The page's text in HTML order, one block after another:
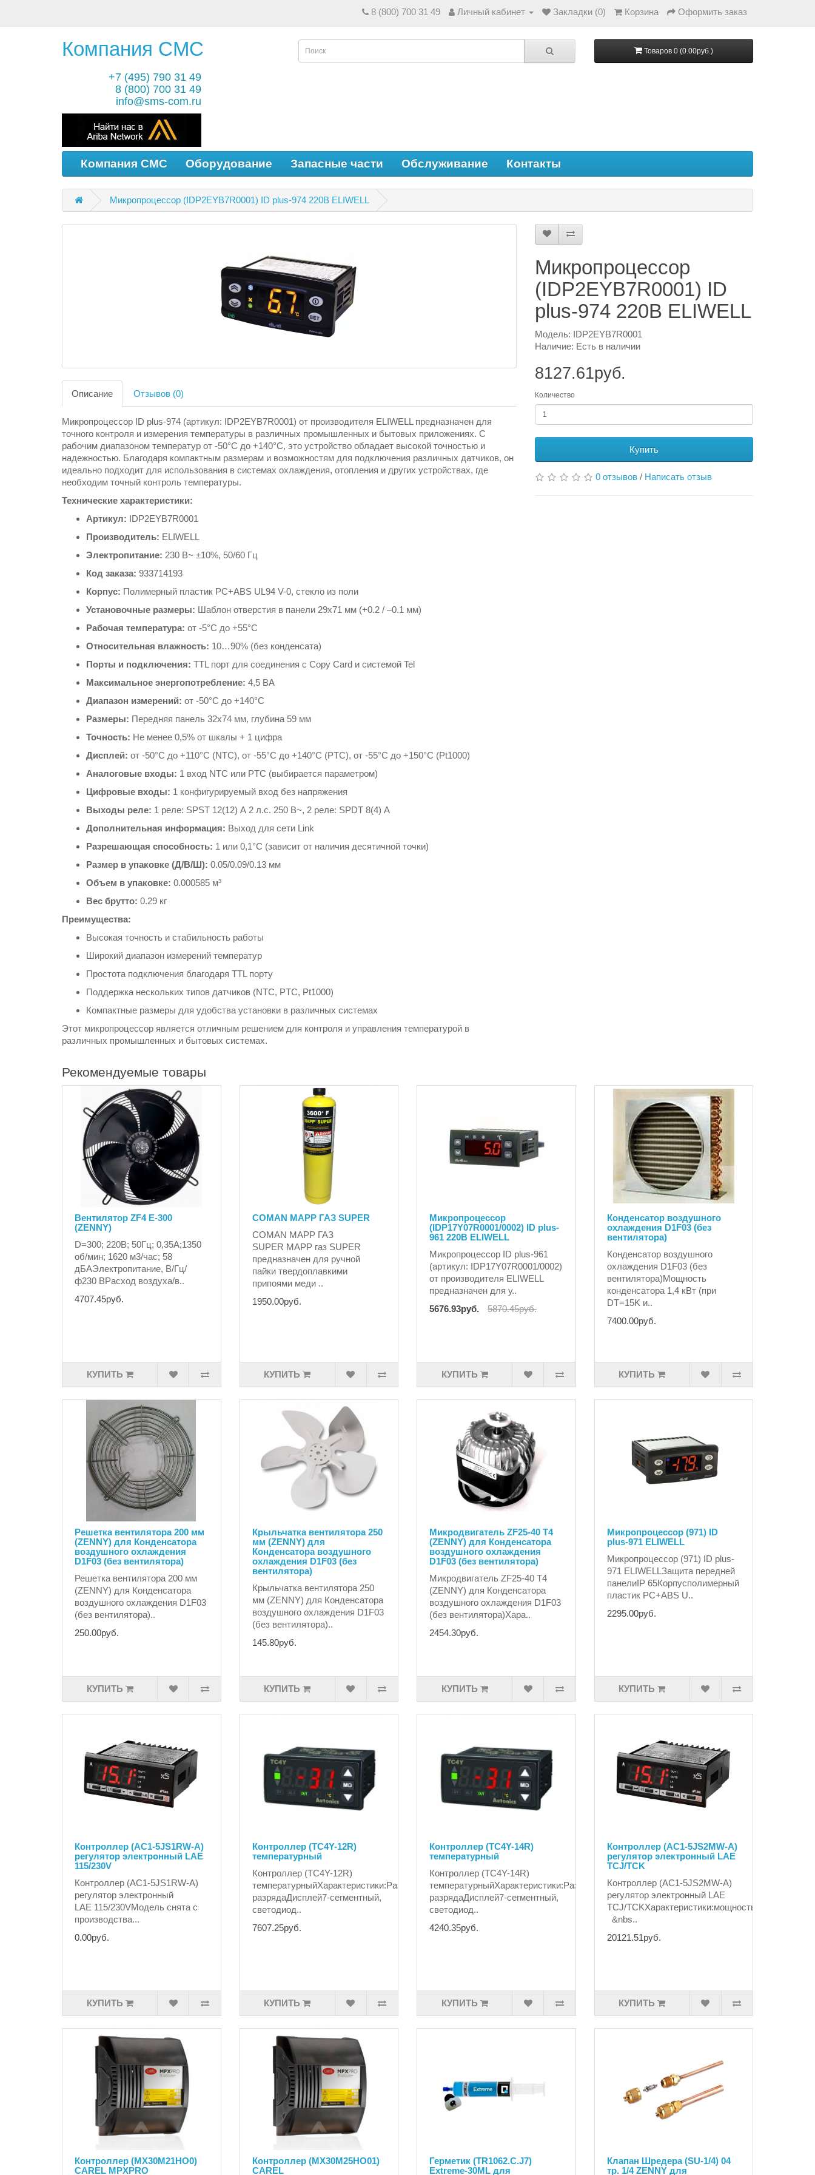
8 (800) 700 31 49 Личный кабинет Закладки (0) Корзина Оформить заказ
Компания СМС
+7 (495) 790 31 49
8 (800) 700 31 49
info@sms-com.ru
Товаров 0 (0.00руб.)
Компания СМС Оборудование Запасные части Обслуживание Контакты
Микропроцессор (IDP2EYB7R0001) ID plus-974 220В ELIWELL
Описание Отзывов (0)
Микропроцессор ID plus-974 (артикул: IDP2EYB7R0001) от производителя ELIWELL предназначен для
точного контроля и измерения температуры в различных промышленных и бытовых приложениях. С
рабочим диапазоном температур от -50°C до +140°C, это устройство обладает высокой точностью и
надежностью. Благодаря компактным размерам и возможностям для подключения различных датчиков, он
идеально подходит для использования в системах охлаждения, отопления и других устройствах, где
необходим точный контроль температуры.
Технические характеристики:
Артикул: IDP2EYB7R0001
Производитель: ELIWELL
Электропитание: 230 В~ ±10%, 50/60 Гц
Код заказа: 933714193
Корпус: Полимерный пластик PC+ABS UL94 V-0, стекло из поли
Установочные размеры: Шаблон отверстия в панели 29x71 мм (+0.2 / –0.1 мм)
Рабочая температура: от -5°C до +55°C
Относительная влажность: 10…90% (без конденсата)
Порты и подключения: TTL порт для соединения с Copy Card и системой Tel
Максимальное энергопотребление: 4,5 ВА
Диапазон измерений: от -50°C до +140°C
Размеры: Передняя панель 32x74 мм, глубина 59 мм
Точность: Не менее 0,5% от шкалы + 1 цифра
Дисплей: от -50°C до +110°C (NTC), от -55°C до +140°C (PTC), от -55°C до +150°C (Pt1000)
Аналоговые входы: 1 вход NTC или PTC (выбирается параметром)
Цифровые входы: 1 конфигурируемый вход без напряжения
Выходы реле: 1 реле: SPST 12(12) А 2 л.с. 250 В~, 2 реле: SPDT 8(4) А
Дополнительная информация: Выход для сети Link
Разрешающая способность: 1 или 0,1°C (зависит от наличия десятичной точки)
Размер в упаковке (Д/В/Ш): 0.05/0.09/0.13 мм
Объем в упаковке: 0.000585 м³
Вес брутто: 0.29 кг
Преимущества:
Высокая точность и стабильность работы
Широкий диапазон измерений температур
Простота подключения благодаря TTL порту
Поддержка нескольких типов датчиков (NTC, PTC, Pt1000)
Компактные размеры для удобства установки в различных системах
Этот микропроцессор является отличным решением для контроля и управления температурой в
различных промышленных и бытовых системах.
Микропроцессор
(IDP2EYB7R0001) ID
plus-974 220В ELIWELL
Модель: IDP2EYB7R0001
Наличие: Есть в наличии
8127.61руб.
Количество
Купить
0 отзывов / Написать отзыв
Рекомендуемые товары
Вентилятор ZF4 E-300
(ZENNY)
D=300; 220В; 50Гц; 0,35А;1350
об/мин; 1620 м3/час; 58
дБАЭлектропитание, В/Гц/
ф230 ВРасход воздуха/в..
4707.45руб.
КУПИТЬ
COMAN MAPP ГАЗ SUPER
COMAN MAPP ГАЗ
SUPER MAPP газ SUPER
предназначен для ручной
пайки твердоплавкими
припоями меди ..
1950.00руб.
КУПИТЬ
Микропроцессор
(IDP17Y07R0001/0002) ID plus-
961 220В ELIWELL
Микропроцессор ID plus-961
(артикул: IDP17Y07R0001/0002)
от производителя ELIWELL
предназначен для у..
5676.93руб.
5870.45руб.
КУПИТЬ
Конденсатор воздушного
охлаждения D1F03 (без
вентилятора)
Конденсатор воздушного
охлаждения D1F03 (без
вентилятора)Мощность
конденсатора 1,4 кВт (при
DT=15K и..
7400.00руб.
КУПИТЬ
Решетка вентилятора 200 мм
(ZENNY) для Конденсатора
воздушного охлаждения
D1F03 (без вентилятора)
Решетка вентилятора 200 мм
(ZENNY) для Конденсатора
воздушного охлаждения D1F03
(без вентилятора)..
250.00руб.
КУПИТЬ
Крыльчатка вентилятора 250
мм (ZENNY) для
Конденсатора воздушного
охлаждения D1F03 (без
вентилятора)
Крыльчатка вентилятора 250
мм (ZENNY) для Конденсатора
воздушного охлаждения D1F03
(без вентилятора)..
145.80руб.
КУПИТЬ
Микродвигатель ZF25-40 T4
(ZENNY) для Конденсатора
воздушного охлаждения
D1F03 (без вентилятора)
Микродвигатель ZF25-40 T4
(ZENNY) для Конденсатора
воздушного охлаждения D1F03
(без вентилятора)Хара..
2454.30руб.
КУПИТЬ
Микропроцессор (971) ID
plus-971 ELIWELL
Микропроцессор (971) ID plus-
971 ELIWELLЗащита передней
панелиIP 65Корпусполимерный
пластик PC+ABS U..
2295.00руб.
КУПИТЬ
Контроллер (AC1-5JS1RW-A)
регулятор электронный LAE
115/230V
Контроллер (AC1-5JS1RW-A)
регулятор электронный
LAE 115/230VМодель снята с
производства...
0.00руб.
КУПИТЬ
Контроллер (TC4Y-12R)
температурный
Контроллер (TC4Y-12R)
температурныйХарактеристики:Разрядность4
разрядаДисплей7-сегментный,
светодиод..
7607.25руб.
КУПИТЬ
Контроллер (TC4Y-14R)
температурный
Контроллер (TC4Y-14R)
температурныйХарактеристики:Разрядность4
разрядаДисплей7-сегментный,
светодиод..
4240.35руб.
КУПИТЬ
Контроллер (AC1-5JS2MW-A)
регулятор электронный LAE
TCJ/TCK
Контроллер (AC1-5JS2MW-A)
регулятор электронный LAE
TCJ/TCKХарактеристики:мощность
&nbs..
20121.51руб.
КУПИТЬ
Контроллер (MX30M21HO0)
CAREL MPXPRO
Контроллер (MX30M25HO01)
CAREL
Герметик (TR1062.C.J7)
Extreme-30ML для
Клапан Шредера (SU-1/4) 04
тр. 1/4 ZENNY для